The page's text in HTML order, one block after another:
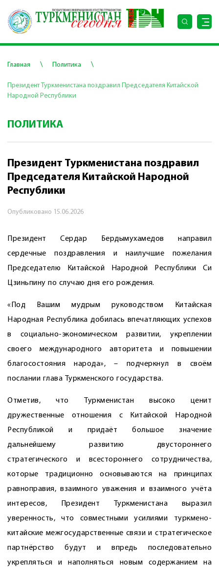
Главная \ Политика \
Президент Туркменистана поздравил Председателя Китайской
Народной Республики
ПОЛИТИКА
Президент Туркменистана поздравил
Председателя Китайской Народной
Республики
Опубликовано 15.06.2026
Президент Сердар Бердымухамедов направил
сердечные поздравления и наилучшие пожелания
Председателю Китайской Народной Республики Си
Цзиньпину по случаю дня его рождения.
«Под Вашим мудрым руководством Китайская
Народная Республика добилась впечатляющих успехов
в социально-экономическом развитии, укреплении
своего международного авторитета и повышении
благосостояния народа», – подчеркнул в своём
послании глава Туркменского государства.
Отметив, что Туркменистан высоко ценит
дружественные отношения с Китайской Народной
Республикой и придаёт большое значение
дальнейшему развитию двустороннего
стратегического и всестороннего сотрудничества,
которые традиционно основываются на принципах
равноправия, взаимного уважения и взаимного учёта
интересов, Президент Туркменистана выразил
уверенность, что совместными усилиями туркмено-
китайские межгосударственные связи и стратегическое
партнёрство будут и впредь последовательно
укрепляться и наполняться новым содержанием на